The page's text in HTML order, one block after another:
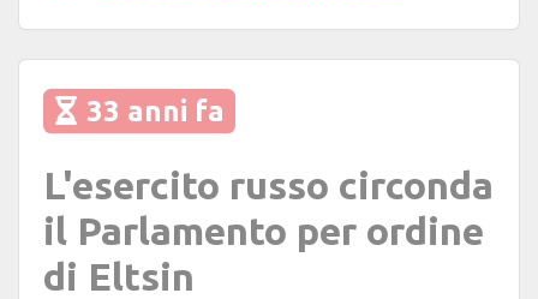
33 anni fa
L'esercito russo circonda
il Parlamento per ordine
di Eltsin